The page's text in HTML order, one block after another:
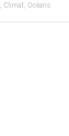
, Climat Océans